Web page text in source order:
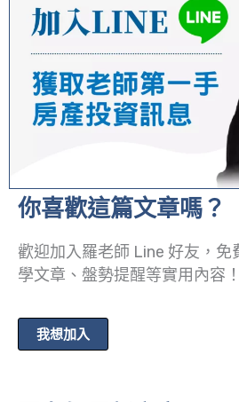
你喜歡這篇文章嗎？
歡迎加入羅老師 Line 好友，免
學文章、盤勢提醒等實用內容！
我想加入